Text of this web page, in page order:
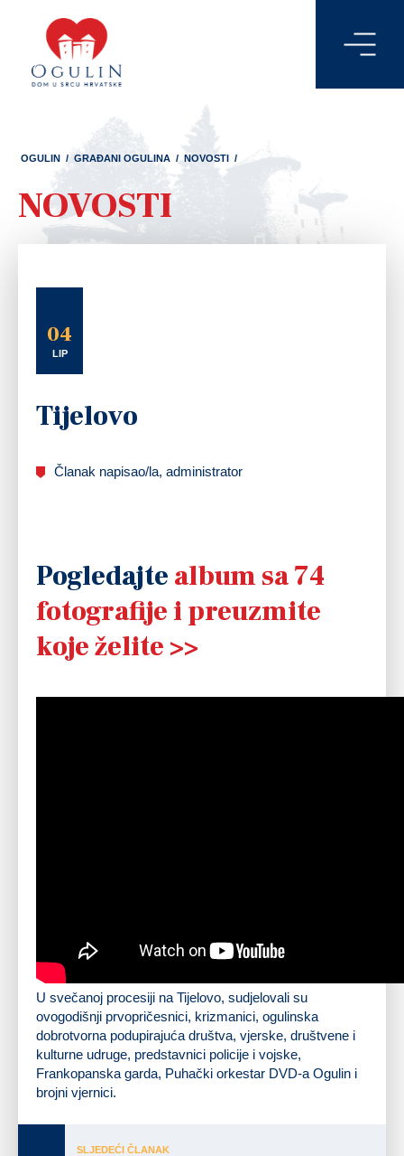
OGULIN / GRAĐANI OGULINA / NOVOSTI /
NOVOSTI
04
LIP
Tijelovo
Članak napisao/la, administrator
Pogledajte album sa 74
fotografije i preuzmite
koje želite >>
U svečanoj procesiji na Tijelovo, sudjelovali su
ovogodišnji prvopričesnici, krizmanici, ogulinska
dobrotvorna podupirajuća društva, vjerske, društvene i
kulturne udruge, predstavnici policije i vojske,
Frankopanska garda, Puhački orkestar DVD-a Ogulin i
brojni vjernici.
SLJEDEĆI ČLANAK